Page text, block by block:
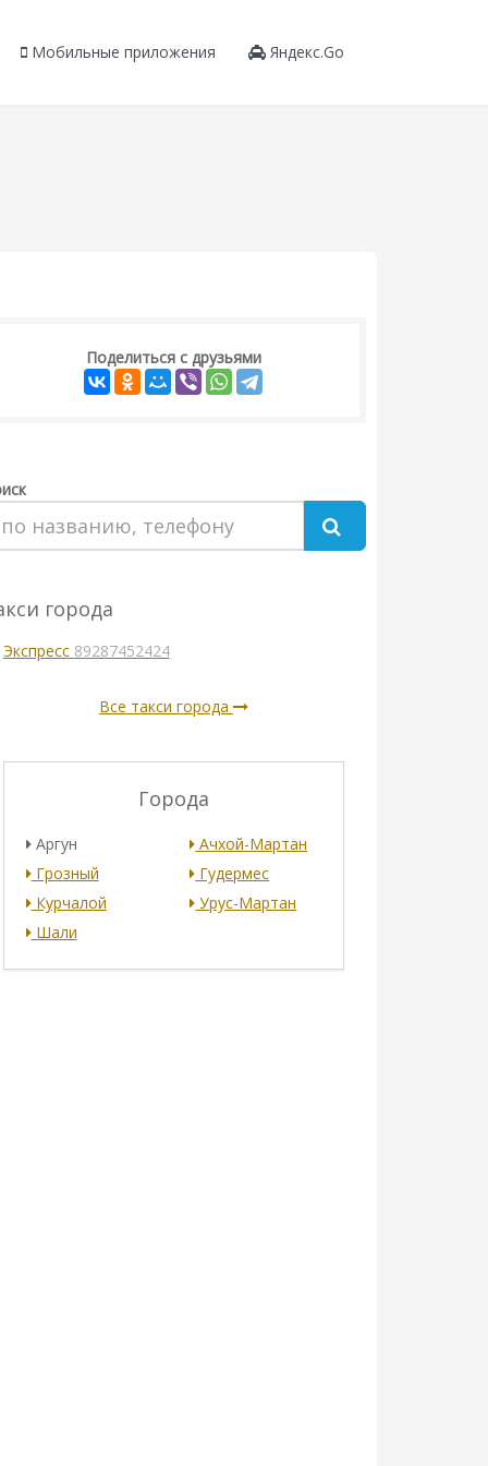
Мобильные приложения Яндекс.Go
Поделиться с друзьями
города
Экспресс 89287452424
Все такси города
Города
Аргун
Ачхой-Мартан
Грозный
Гудермес
Курчалой
Урус-Мартан
Шали